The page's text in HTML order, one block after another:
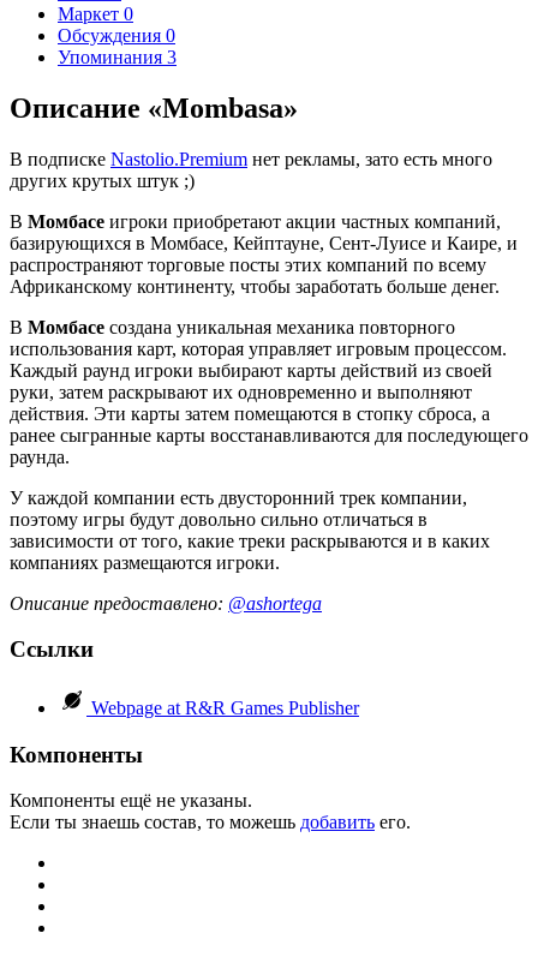
Маркет 0
Обсуждения 0
Упоминания 3
Описание «Mombasa»
В подписке Nastolio.Premium нет рекламы, зато есть много
других крутых штук ;)
В Момбасе игроки приобретают акции частных компаний,
базирующихся в Момбасе, Кейптауне, Сент-Луисе и Каире, и
распространяют торговые посты этих компаний по всему
Африканскому континенту, чтобы заработать больше денег.
В Момбасе создана уникальная механика повторного
использования карт, которая управляет игровым процессом.
Каждый раунд игроки выбирают карты действий из своей
руки, затем раскрывают их одновременно и выполняют
действия. Эти карты затем помещаются в стопку сброса, а
ранее сыгранные карты восстанавливаются для последующего
раунда.
У каждой компании есть двусторонний трек компании,
поэтому игры будут довольно сильно отличаться в
зависимости от того, какие треки раскрываются и в каких
компаниях размещаются игроки.
Описание предоставлено: @ashortega
Ссылки
Webpage at R&R Games Publisher
Компоненты
Компоненты ещё не указаны.
Если ты знаешь состав, то можешь добавить его.